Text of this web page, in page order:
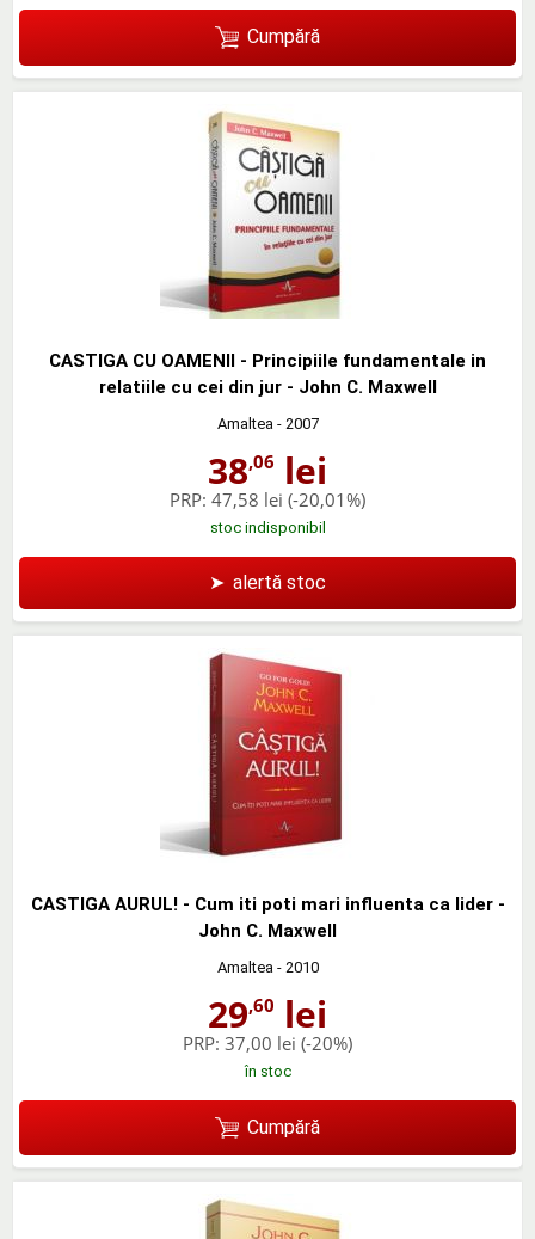
Cumpără
CASTIGA CU OAMENII - Principiile fundamentale in
relatiile cu cei din jur - John C. Maxwell
Amaltea - 2007
38,06 lei
PRP: 47,58 lei (-20,01%)
stoc indisponibil
➤ alertă stoc
CASTIGA AURUL! - Cum iti poti mari influenta ca lider -
John C. Maxwell
Amaltea - 2010
29,60 lei
PRP: 37,00 lei (-20%)
în stoc
Cumpără